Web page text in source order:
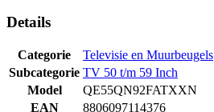
Details
Categorie
Televisie en Muurbeugels
Subcategorie TV 50 t/m 59 Inch
Model
QE55QN92FATXXN
EAN
8806097114376